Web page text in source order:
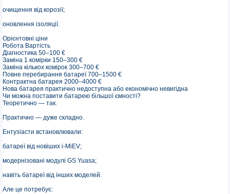
очищення від корозії;
оновлення ізоляції.
Орієнтовні ціни
Робота Вартість
Діагностика 50–100 €
Заміна 1 комірки 150–300 €
Заміна кількох комірок 300–700 €
Повне перебирання батареї 700–1500 €
Контрактна батарея 2000–4000 €
Нова батарея практично недоступна або економічно невигідна
Чи можна поставити батарею більшої ємності?
Теоретично — так.
Практично — дуже складно.
Ентузіасти встановлювали:
батареї від новіших i-MiEV;
модернізовані модулі GS Yuasa;
навіть батареї від інших моделей.
Але це потребує: